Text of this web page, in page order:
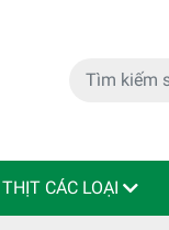
THỊT CÁC LOẠI